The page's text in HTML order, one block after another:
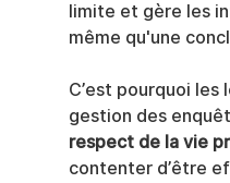
limite et gère les
même qu'une
C’est pourquoi les
gestion des
respect de la vie
contenter d’être